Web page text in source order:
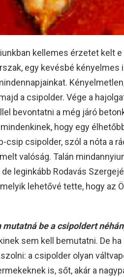
kellemes érzetet kelt
egy kevésbé kényelmes
a csipolder. Vége a
bevontatni a még járó
hogy egy
csip csipolder, szól a nóta a
valóság. Talán
leginkább Rodavás
lehetővé tette, hogy az
mutatná be a csipoldert
sem kell bemutatni. De
a csipolder olyan
is, sőt, akár a